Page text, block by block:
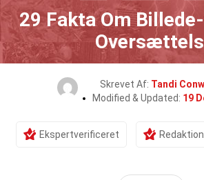
29 Fakta Om
Skrevet Af: Tandi
Modified & Updated: 19
Ekspertverificeret